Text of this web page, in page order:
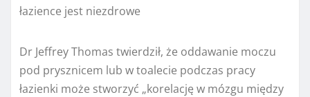
Dr Jeffrey Thomas twierdził, że oddawanie moczu
pod prysznicem lub w toalecie podczas pracy
łazienki może stworzyć „korelację w mózgu między